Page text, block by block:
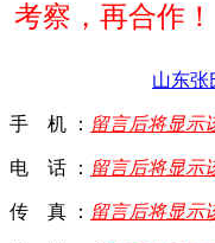
考察，再合作！
山东张
手 机 ： 留言后将显示
电 话 ： 留言后将显示
传 真 ： 留言后将显示